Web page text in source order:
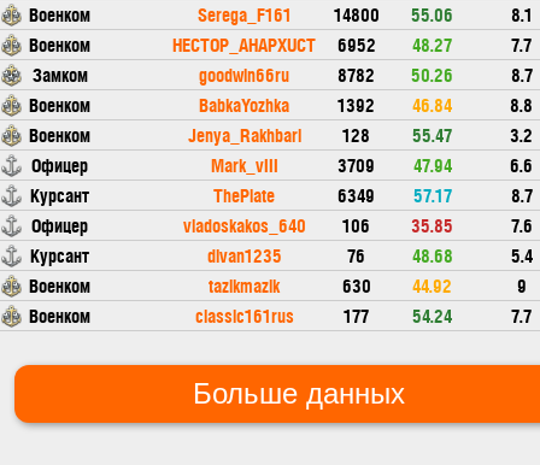
Военком
Serega_F161 14800 55.06
8.1
Военком
HECTOP_AHAPXUCT 6952 48.27
7.7
Замком
goodwin66ru 8782 50.26
8.7
Военком
BabkaYozhka 1392 46.84
8.8
Военком
Jenya_Rakhbari 128 55.47
3.2
Офицер
Mark_vIII 3709 47.94
6.6
Курсант
ThePlate 6349 57.17
8.7
Офицер
vladoskakos_640 106 35.85
7.6
Курсант
divan1235 76 48.68
5.4
Военком
tazikmazik 630 44.92
9
Военком
classic161rus 177 54.24 7.7
Больше данных